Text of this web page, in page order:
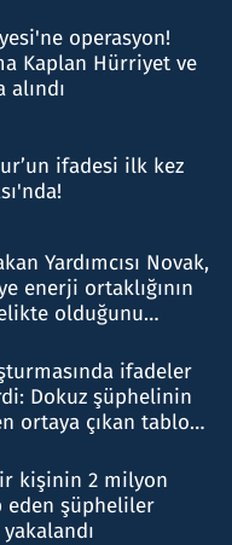
operasyon!
Kaplan Hürriyet ve
alındı
ifadesi ilk kez
Yardımcısı Novak,
enerji ortaklığının
olduğunu
ifadeler
Dokuz şüphelinin
ortaya çıkan tablo
kişinin 2 milyon
eden şüpheliler